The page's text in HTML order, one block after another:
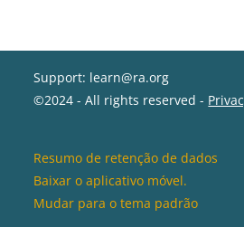
Support: learn@ra.org
©2024 - All rights reserved -
Resumo de retenção de dados
Baixar o aplicativo móvel.
Mudar para o tema padrão